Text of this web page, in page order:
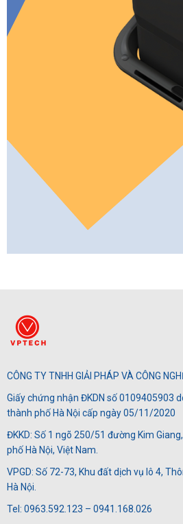
CÔNG TY TNHH GIẢI PHÁP VÀ CÔNG
Giấy chứng nhận ĐKDN số 0109405903
thành phố Hà Nội cấp ngày 05/11/2020
ĐKKD: Số 1 ngõ 250/51 đường Kim
phố Hà Nội, Việt Nam.
VPGD: Số 72-73, Khu đất dịch vụ lô 4,
Hà Nội.
Tel: 0963.592.123 – 0941.168.026